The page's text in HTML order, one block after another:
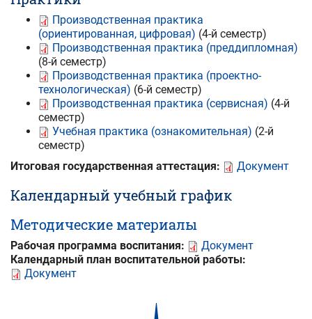
Производственная практика
(ориентированная, цифровая) (4-й семестр)
Производственная практика (преддипломная)
(8-й семестр)
Производственная практика (проектно-
технологическая) (6-й семестр)
Производственная практика (сервисная) (4-й
семестр)
Учебная практика (ознакомительная) (2-й
семестр)
Итоговая государственная аттестация:
Документ
Календарный учебный график
Методические материалы
Рабочая программа воспитания:
Документ
Календарный план воспитательной работы:
Документ